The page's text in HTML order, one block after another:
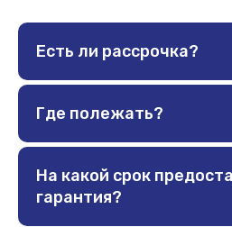
Есть ли рассрочка?
Где полежать?
На какой срок
гарантия?
Доставка и оплата
Акции
Отзывы
сертификат
О компании
Договор
Политика
СТАТЬИ
Стоит ли покупать жёсткий матрас?
Полезно ли спать на жёстком?